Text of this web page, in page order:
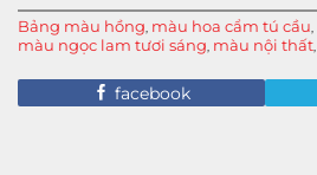
Bảng màu hồng, màu hoa cẩm tú cầu,
màu ngọc lam tươi sáng, màu nội thất,
facebook